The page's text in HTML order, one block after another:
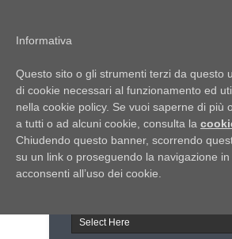
Italia Notizie
Giornale di Basilicata
Giornale di Puglia
INFORMAPUGLIA
Il portale n.1 del
in Puglia
Informativa
Questo sito o gli strumenti terzi da questo
di cookie necessari al funzionamento ed
nella cookie policy. Se vuoi saperne di più
a tutti o ad alcuni cookie, consulta la
Chiudendo questo banner, scorrendo
su un link o proseguendo la navigazione in
acconsenti all’uso dei cookie.